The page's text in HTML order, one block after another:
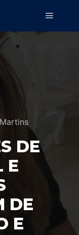
DE
E
DE
E